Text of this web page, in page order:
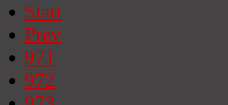
Start
Prev
971
972